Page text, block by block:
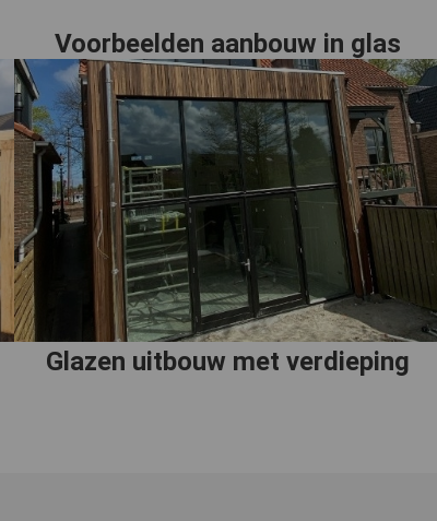
Voorbeelden aanbouw in glas
Glazen uitbouw met verdieping